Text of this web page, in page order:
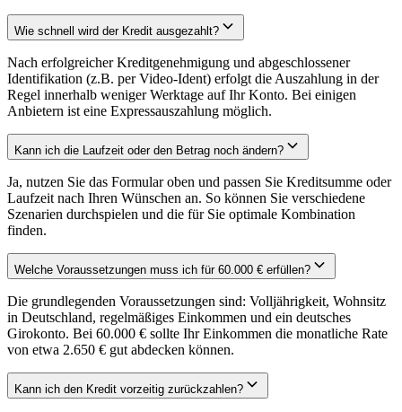
Wie schnell wird der Kredit ausgezahlt?
Nach erfolgreicher Kreditgenehmigung und abgeschlossener
Identifikation (z.B. per Video-Ident) erfolgt die Auszahlung in der
Regel innerhalb weniger Werktage auf Ihr Konto. Bei einigen
Anbietern ist eine Expressauszahlung möglich.
Kann ich die Laufzeit oder den Betrag noch ändern?
Ja, nutzen Sie das Formular oben und passen Sie Kreditsumme oder
Laufzeit nach Ihren Wünschen an. So können Sie verschiedene
Szenarien durchspielen und die für Sie optimale Kombination
finden.
Welche Voraussetzungen muss ich für 60.000 € erfüllen?
Die grundlegenden Voraussetzungen sind: Volljährigkeit, Wohnsitz
in Deutschland, regelmäßiges Einkommen und ein deutsches
Girokonto. Bei 60.000 € sollte Ihr Einkommen die monatliche Rate
von etwa 2.650 € gut abdecken können.
Kann ich den Kredit vorzeitig zurückzahlen?